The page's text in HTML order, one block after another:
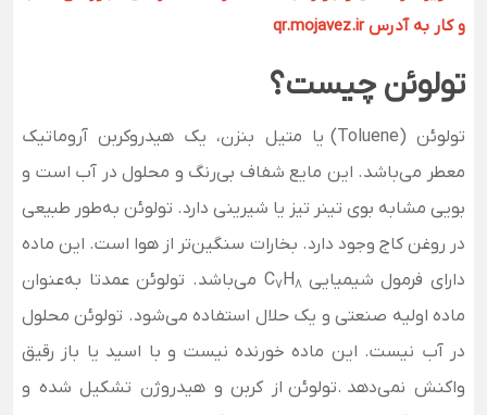
و کار به آدرس qr.mojavez.ir
تولوئن چیست؟
تولوئن (Toluene)
یا متیل بنزن، یک هیدروکربن آروماتیک
معطر می‌باشد. این مایع شفاف بی‌رنگ و محلول در آب است و
بویی مشابه بوی تینر تیز یا شیرینی دارد. تولوئن به‌طور طبیعی
در روغن کاج وجود دارد. بخارات سنگین‌تر از هوا است. این ماده
دارای فرمول شیمیایی
C7H8
می‌باشد. تولوئن عمدتا به‌عنوان
ماده اولیه صنعتی و یک حلال استفاده می‌شود. تولوئن محلول
در آب نیست. این ماده خورنده نیست و با اسید یا باز رقیق
واکنش نمی‌­دهد .تولوئن از کربن و هیدروژن تشکیل شده و